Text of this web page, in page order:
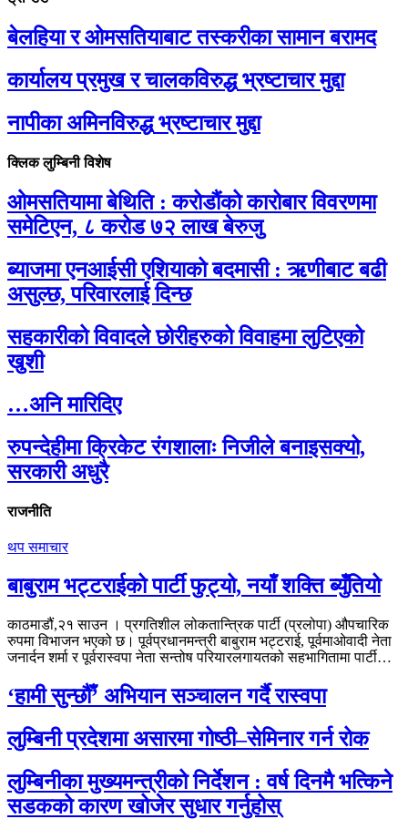
बेलहिया र ओमसतियाबाट तस्करीका सामान बरामद
कार्यालय प्रमुख र चालकविरुद्ध भ्रष्टाचार मुद्दा
नापीका अमिनविरुद्ध भ्रष्टाचार मुद्दा
क्लिक लुम्बिनी विशेष
ओमसतियामा बेथिति : करोडौंको कारोबार विवरणमा
समेटिएन, ८ करोड ७२ लाख बेरुजु
ब्याजमा एनआईसी एशियाको बदमासी : ऋणीबाट बढी
असुल्छ, परिवारलाई दिन्छ
सहकारीको विवादले छोरीहरुको विवाहमा लुटिएको
खुशी
…अनि मारिदिए
रुपन्देहीमा क्रिकेट रंगशालाः निजीले बनाइसक्यो,
सरकारी अधुरै
राजनीति
थप समाचार
बाबुराम भट्टराईको पार्टी फुट्यो, नयाँ शक्ति ब्युँतियो
काठमाडौं,२१ साउन । प्रगतिशील लोकतान्त्रिक पार्टी (प्रलोपा) औपचारिक
रुपमा विभाजन भएको छ। पूर्वप्रधानमन्त्री बाबुराम भट्टराई, पूर्वमाओवादी नेता
जनार्दन शर्मा र पूर्वरास्वपा नेता सन्तोष परियारलगायतको सहभागितामा पार्टी…
‘हामी सुन्छौँ’ अभियान सञ्चालन गर्दै रास्वपा
लुम्बिनी प्रदेशमा असारमा गोष्ठी–सेमिनार गर्न रोक
लुम्बिनीका मुख्यमन्त्रीको निर्देशन : वर्ष दिनमै भत्किने
सडकको कारण खोजेर सुधार गर्नुहोस्